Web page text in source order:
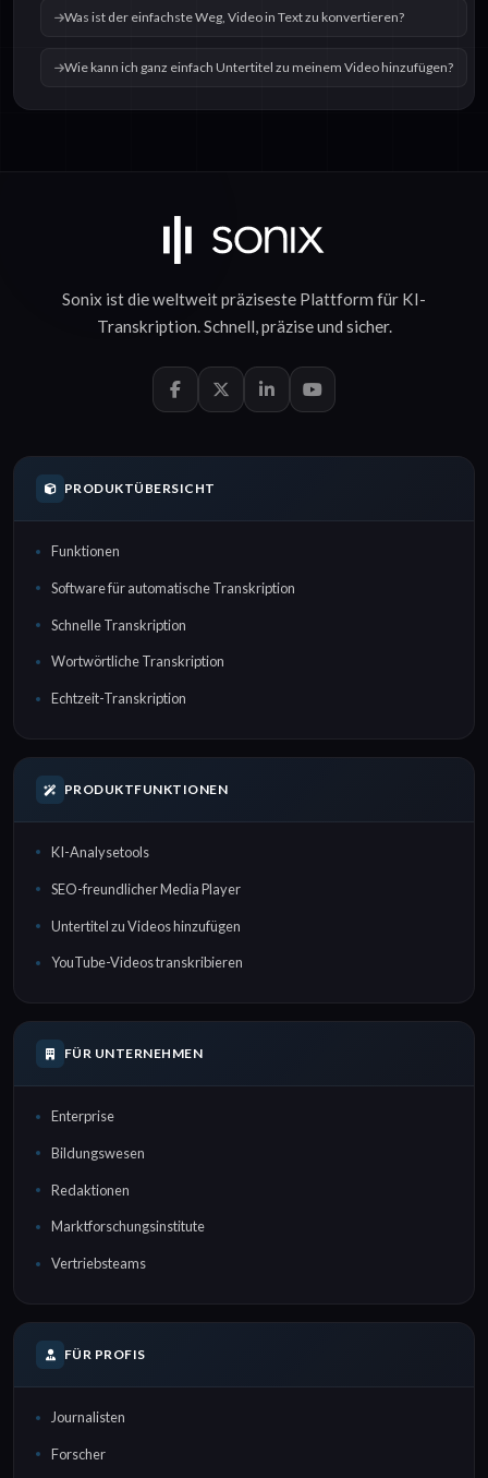
Was ist der einfachste Weg, Video in Text zu konvertieren?
Wie kann ich ganz einfach Untertitel zu meinem Video hinzufügen?
Sonix ist die weltweit präziseste Plattform für KI-
Transkription.Schnell,präziseund sicher.
PRODUKTÜBERSICHT
Funktionen
Software für automatische Transkription
Schnelle Transkription
Wortwörtliche Transkription
Echtzeit-Transkription
PRODUKTFUNKTIONEN
KI-Analysetools
SEO-freundlicher Media Player
Untertitel zu Videos hinzufügen
YouTube-Videos transkribieren
FÜR UNTERNEHMEN
Enterprise
Bildungswesen
Redaktionen
Marktforschungsinstitute
Vertriebsteams
FÜR PROFIS
Journalisten
Forscher